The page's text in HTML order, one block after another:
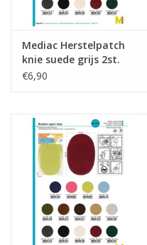
Workshop
Sale / Coupons
Cadeaubonnen
Guy's blog
Loyalty
Mediac Herstelpatch
knie suede grijs 2st.
€6,90